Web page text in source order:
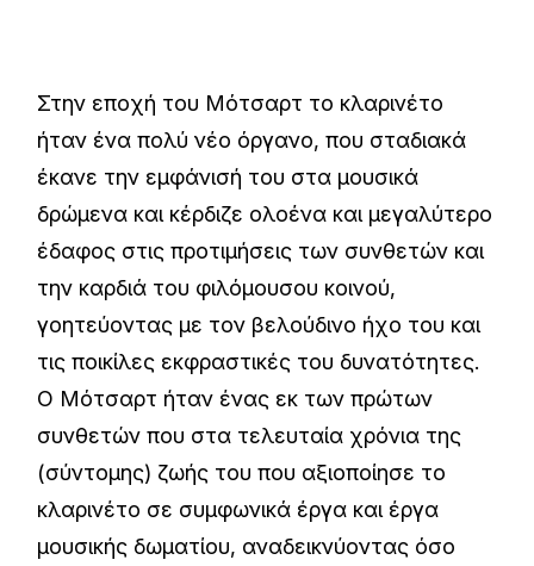
Στην εποχή του Μότσαρτ το κλαρινέτο
ήταν ένα πολύ νέο όργανο, που σταδιακά
έκανε την εμφάνισή του στα μουσικά
δρώμενα και κέρδιζε ολοένα και μεγαλύτερο
έδαφος στις προτιμήσεις των συνθετών και
την καρδιά του φιλόμουσου κοινού,
γοητεύοντας με τον βελούδινο ήχο του και
τις ποικίλες εκφραστικές του δυνατότητες.
Ο Μότσαρτ ήταν ένας εκ των πρώτων
συνθετών που στα τελευταία χρόνια της
(σύντομης) ζωής του που αξιοποίησε το
κλαρινέτο σε συμφωνικά έργα και έργα
μουσικής δωματίου, αναδεικνύοντας όσο